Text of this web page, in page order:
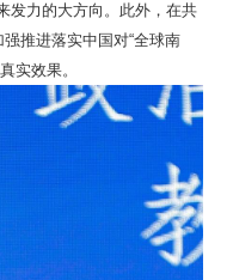
发力的大方向。此外，在共
推进落实中国对“全球南
实效果。